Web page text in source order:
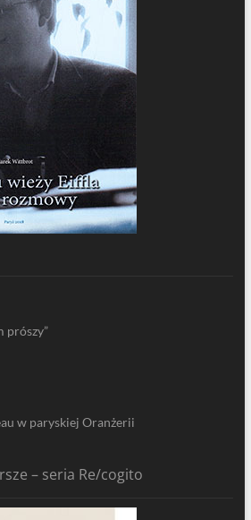
prószy”
w paryskiej Oranżerii
– seria Re/cogito